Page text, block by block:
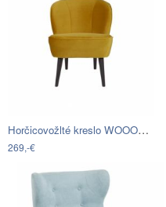
Horčicovožlté kreslo WOOOD Sara
269,-€